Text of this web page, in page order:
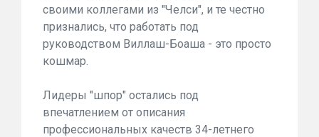
своими коллегами из "Челси", и те честно
признались, что работать под
руководством Виллаш-Боаша - это просто
кошмар.
Лидеры "шпор" остались под
впечатлением от описания
профессиональных качеств 34-летнего